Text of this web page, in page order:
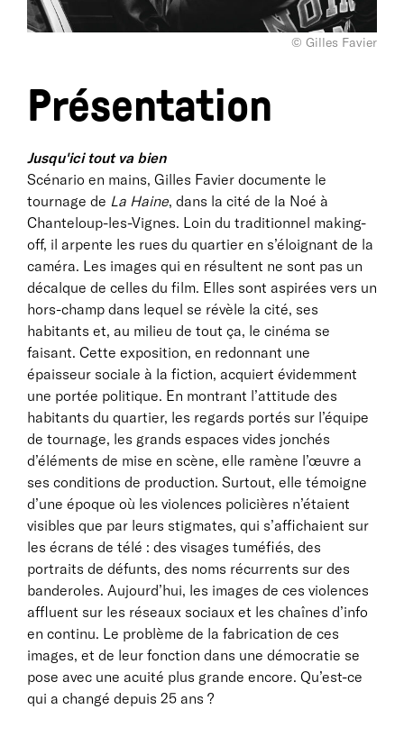
© Gilles Favier
Présentation
Jusqu'ici tout va bien
Scénario en mains, Gilles Favier documente le
tournage de La Haine, dans la cité de la Noé à
Chanteloup-les-Vignes. Loin du traditionnel making-
off, il arpente les rues du quartier en s’éloignant de la
caméra. Les images qui en résultent ne sont pas un
décalque de celles du film. Elles sont aspirées vers un
hors-champ dans lequel se révèle la cité, ses
habitants et, au milieu de tout ça, le cinéma se
faisant. Cette exposition, en redonnant une
épaisseur sociale à la fiction, acquiert évidemment
une portée politique. En montrant l’attitude des
habitants du quartier, les regards portés sur l’équipe
de tournage, les grands espaces vides jonchés
d’éléments de mise en scène, elle ramène l’œuvre a
ses conditions de production. Surtout, elle témoigne
d’une époque où les violences policières n’étaient
visibles que par leurs stigmates, qui s’affichaient sur
les écrans de télé : des visages tuméfiés, des
portraits de défunts, des noms récurrents sur des
banderoles. Aujourd’hui, les images de ces violences
affluent sur les réseaux sociaux et les chaînes d’info
en continu. Le problème de la fabrication de ces
images, et de leur fonction dans une démocratie se
pose avec une acuité plus grande encore. Qu’est-ce
qui a changé depuis 25 ans ?